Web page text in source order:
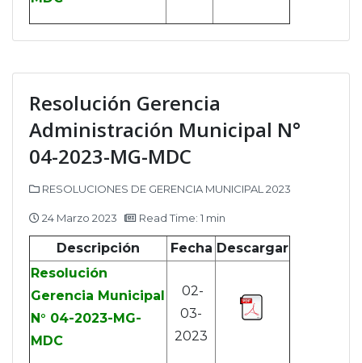
Resolución Gerencia
Administración Municipal N°
04-2023-MG-MDC
RESOLUCIONES DE GERENCIA MUNICIPAL 2023
24 Marzo 2023 Read Time: 1 min
Descripción Fecha Descargar
Resolución
Gerencia Municipal
N° 04-2023-MG-
MDC
02-
03-
2023